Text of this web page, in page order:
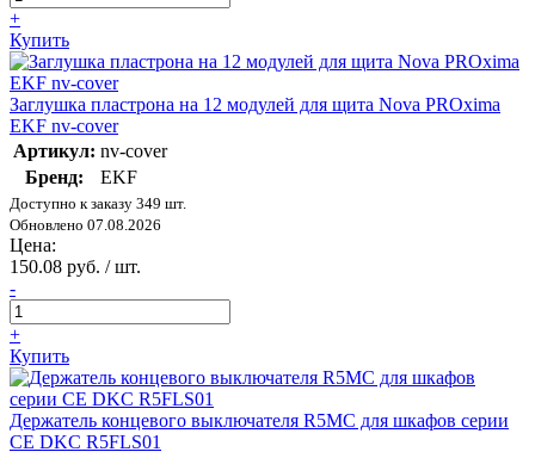
+
Купить
Заглушка пластрона на 12 модулей для щита Nova PROxima
EKF nv-cover
Артикул: nv-cover
Бренд:
EKF
Доступно к заказу 349 шт.
Обновлено 07.08.2026
Цена:
150.08 руб. / шт.
-
+
Купить
Держатель концевого выключателя R5MC для шкафов серии
CE DKC R5FLS01